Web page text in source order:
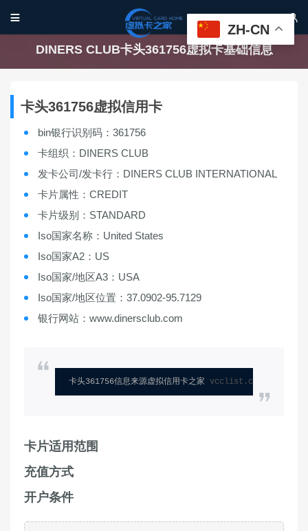
 
DINERS CLUB卡头361756虚拟卡基础信息
卡头361756虚拟信用卡
bin银行识别码：361756
卡组织：DINERS CLUB
发卡公司/发卡行：DINERS CLUB INTERNATIONAL
卡片属性：CREDIT
卡片级别：STANDARD
Iso国家名称：United States
Iso国家A2：US
Iso国家/地区A3：USA
Iso国家/地区位置：37.0902-95.7129
银行网站：www.dinersclub.com
卡头361756信息来源虚拟信用卡之家 vcclist.com
卡片适用范围
充值方式
开户条件
ZH-CN